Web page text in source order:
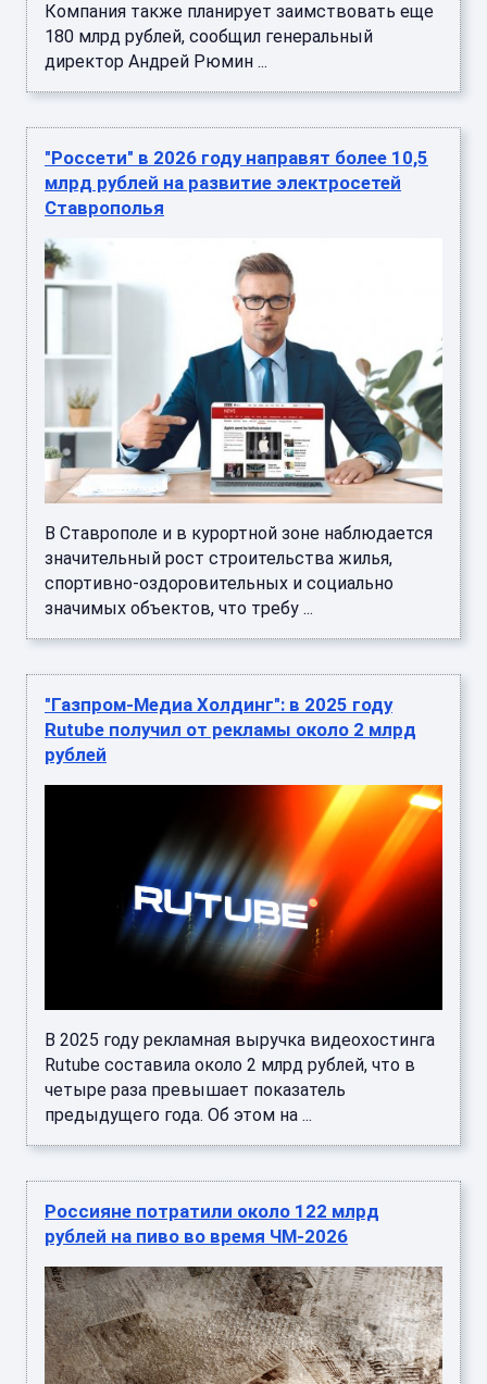
Компания также планирует заимствовать еще
180 млрд рублей, сообщил генеральный
директор Андрей Рюмин ...
"Россети" в 2026 году направят более 10,5
млрд рублей на развитие электросетей
Ставрополья
В Ставрополе и в курортной зоне наблюдается
значительный рост строительства жилья,
спортивно-оздоровительных и социально
значимых объектов, что требу ...
"Газпром-Медиа Холдинг": в 2025 году
Rutube получил от рекламы около 2 млрд
рублей
В 2025 году рекламная выручка видеохостинга
Rutube составила около 2 млрд рублей, что в
четыре раза превышает показатель
предыдущего года. Об этом на ...
Россияне потратили около 122 млрд
рублей на пиво во время ЧМ-2026